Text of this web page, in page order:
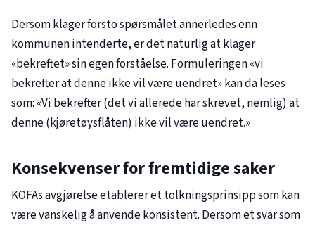
Dersom klager forsto spørsmålet annerledes enn
kommunen intenderte, er det naturlig at klager
«bekreftet» sin egen forståelse. Formuleringen «vi
bekrefter at denne ikke vil være uendret» kan da leses
som: «Vi bekrefter (det vi allerede har skrevet, nemlig) at
denne (kjøretøysflåten) ikke vil være uendret.»
Konsekvenser for fremtidige saker
KOFAs avgjørelse etablerer et tolkningsprinsipp som kan
være vanskelig å anvende konsistent. Dersom et svar som